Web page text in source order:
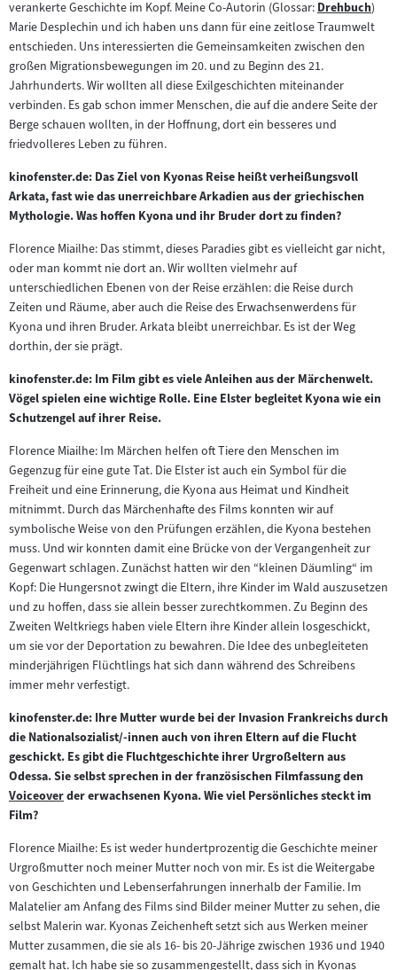
verankerte Geschichte im Kopf. Meine Co-Autorin (Glossar:Zum
Inhalt:
Drehbuch)
Marie Desplechin und ich haben uns dann für eine zeitlose Traumwelt
entschieden. Uns interessierten die Gemeinsamkeiten zwischen den
großen Migrationsbewegungen im 20. und zu Beginn des 21.
Jahrhunderts. Wir wollten all diese Exilgeschichten miteinander
verbinden. Es gab schon immer Menschen, die auf die andere Seite der
Berge schauen wollten, in der Hoffnung, dort ein besseres und
friedvolleres Leben zu führen.
kinofenster.de: Das Ziel von Kyonas Reise heißt verheißungsvoll
Arkata, fast wie das unerreichbare Arkadien aus der griechischen
Mythologie. Was hoffen Kyona und ihr Bruder dort zu finden?
Florence Miailhe: Das stimmt, dieses Paradies gibt es vielleicht gar nicht,
oder man kommt nie dort an. Wir wollten vielmehr auf
unterschiedlichen Ebenen von der Reise erzählen: die Reise durch
Zeiten und Räume, aber auch die Reise des Erwachsenwerdens für
Kyona und ihren Bruder. Arkata bleibt unerreichbar. Es ist der Weg
dorthin, der sie prägt.
kinofenster.de: Im Film gibt es viele Anleihen aus der Märchenwelt.
Vögel spielen eine wichtige Rolle. Eine Elster begleitet Kyona wie ein
Schutzengel auf ihrer Reise.
Florence Miailhe: Im Märchen helfen oft Tiere den Menschen im
Gegenzug für eine gute Tat. Die Elster ist auch ein Symbol für die
Freiheit und eine Erinnerung, die Kyona aus Heimat und Kindheit
mitnimmt. Durch das Märchenhafte des Films konnten wir auf
symbolische Weise von den Prüfungen erzählen, die Kyona bestehen
muss. Und wir konnten damit eine Brücke von der Vergangenheit zur
Gegenwart schlagen. Zunächst hatten wir den “kleinen Däumling“ im
Kopf: Die Hungersnot zwingt die Eltern, ihre Kinder im Wald auszusetzen
und zu hoffen, dass sie allein besser zurechtkommen. Zu Beginn des
Zweiten Weltkriegs haben viele Eltern ihre Kinder allein losgeschickt,
um sie vor der Deportation zu bewahren. Die Idee des unbegleiteten
minderjährigen Flüchtlings hat sich dann während des Schreibens
immer mehr verfestigt.
kinofenster.de: Ihre Mutter wurde bei der Invasion Frankreichs durch
die Nationalsozialist/-innen auch von ihren Eltern auf die Flucht
geschickt. Es gibt die Fluchtgeschichte ihrer Urgroßeltern aus
Odessa. Sie selbst sprechen in der französischen Filmfassung den
Zum
Inhalt:
Voiceoverder erwachsenen Kyona. Wie viel Persönliches steckt im
Film?
Florence Miailhe: Es ist weder hundertprozentig die Geschichte meiner
Urgroßmutter noch meiner Mutter noch von mir. Es ist die Weitergabe
von Geschichten und Lebenserfahrungen innerhalb der Familie. Im
Malatelier am Anfang des Films sind Bilder meiner Mutter zu sehen, die
selbst Malerin war. Kyonas Zeichenheft setzt sich aus Werken meiner
Mutter zusammen, die sie als 16- bis 20-Jährige zwischen 1936 und 1940
gemalt hat. Ich habe sie so zusammengestellt, dass sich in Kyonas